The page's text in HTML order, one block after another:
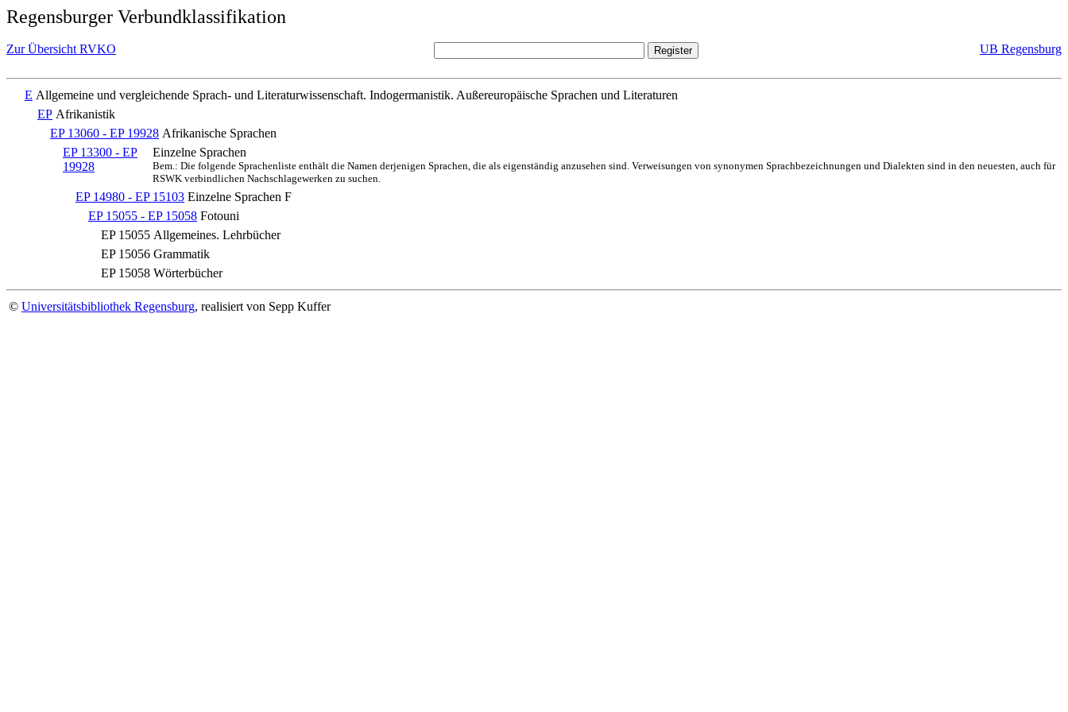
Regensburger Verbundklassifikation
Zur Übersicht RVKO UB Regensburg
E Allgemeine und vergleichende Sprach- und Literaturwissenschaft. Indogermanistik. Außereuropäische Sprachen und Literaturen
EP Afrikanistik
EP 13060 - EP 19928 Afrikanische Sprachen
EP 13300 - EP
19928
Einzelne Sprachen
Bem.: Die folgende Sprachenliste enthält die Namen derjenigen Sprachen, die als eigenständig anzusehen sind. Verweisungen von synonymen Sprachbezeichnungen und Dialekten sind in den neuesten, auch für
RSWK verbindlichen Nachschlagewerken zu suchen.
EP 14980 - EP 15103 Einzelne Sprachen F
EP 15055 - EP 15058 Fotouni
EP 15055 Allgemeines. Lehrbücher
EP 15056 Grammatik
EP 15058 Wörterbücher
© Universitätsbibliothek Regensburg, realisiert von Sepp Kuffer